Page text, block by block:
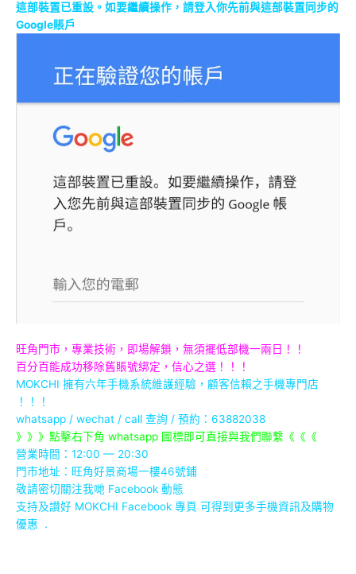
這部裝置已重設。如要繼續操作，請登入你先前與這部裝置同步的
Google賬戶
旺角門市，專業技術，即場解鎖，無須擺低部機一兩日！！
百分百能成功移除舊賬號綁定，信心之選！！！
MOKCHI 擁有六年手機系統維護經驗，顧客信賴之手機專門店
！！！
whatsapp / wechat / call 查詢 / 預約：63882038
》》》點擊右下角 whatsapp 圖標即可直接與我們聯繫《《《
營業時間：12:00 — 20:30
門市地址： 旺角好景商場一樓46號鋪
敬請密切關注我哋 Facebook 動態
支持及讃好 MOKCHI Facebook 專頁 可得到更多手機資訊及購物
優惠 .